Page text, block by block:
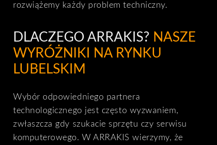
rozwiążemy każdy problem techniczny.
DLACZEGO ARRAKIS? NASZE
WYRÓŻNIKI NA RYNKU
LUBELSKIM
Wybór odpowiedniego partnera
technologicznego jest często wyzwaniem,
zwłaszcza gdy szukacie sprzętu czy serwisu
komputerowego. W ARRAKIS wierzymy, że